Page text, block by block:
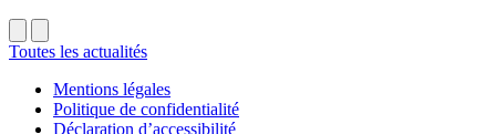
Toutes les actualités
Mentions légales
Politique de confidentialité
Déclaration d’accessibilité